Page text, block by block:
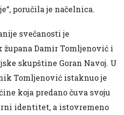
poručila je načelnica.
svečanosti je
Damir Tomljenović i
skupštine Goran Navoj. U
Tomljenović istaknuo je
koja predano čuva svoju
identitet, a istovremeno